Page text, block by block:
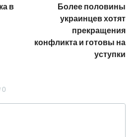
в
Более половины
украинцев хотят
прекращения
конфликта и готовы на
уступки
0